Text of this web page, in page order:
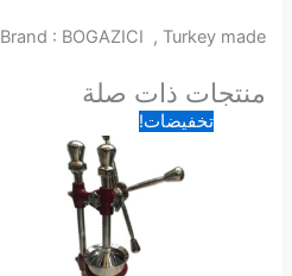
Brand : BOGAZICI , Turkey made
منتجات ذات صلة
تخفيضات!
الأصلي
هو:
105.00 د.ا.
هو:
98.00 د.ا.